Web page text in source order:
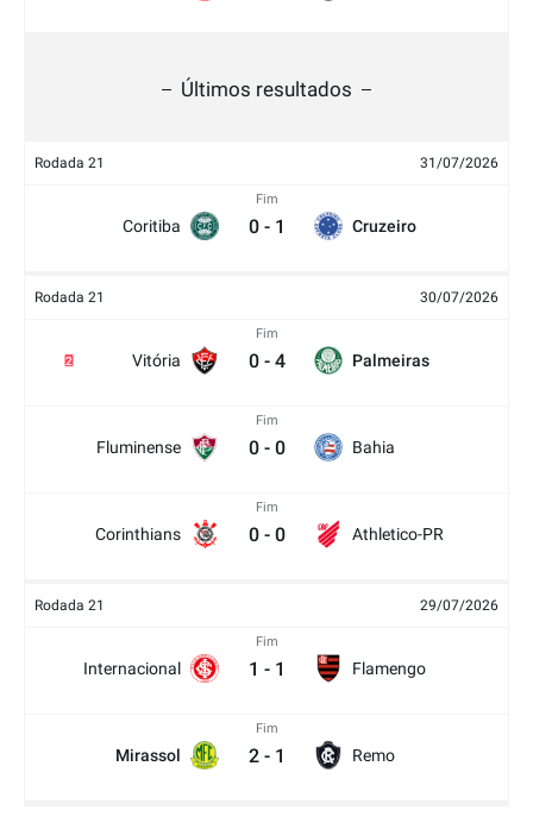
Últimos resultados
Rodada 21 31/07/2026
Coritiba
Fim
0 - 1 Cruzeiro
Rodada 21 30/07/2026
Vitória
2
Fim
0 - 4 Palmeiras
Fluminense
Fim
0 - 0 Bahia
Corinthians
Fim
0 - 0 Athletico-PR
Rodada 21 29/07/2026
Internacional
Fim
1 - 1 Flamengo
Mirassol
Fim
2 - 1 Remo